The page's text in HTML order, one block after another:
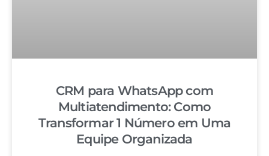
CRM para WhatsApp com
Multiatendimento: Como
Transformar 1 Número em Uma
Equipe Organizada